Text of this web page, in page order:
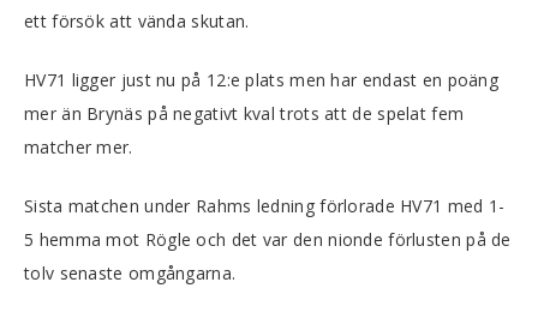
ett försök att vända skutan.
HV71 ligger just nu på 12:e plats men har endast en poäng
mer än Brynäs på negativt kval trots att de spelat fem
matcher mer.
Sista matchen under Rahms ledning förlorade HV71 med 1-
5 hemma mot Rögle och det var den nionde förlusten på de
tolv senaste omgångarna.